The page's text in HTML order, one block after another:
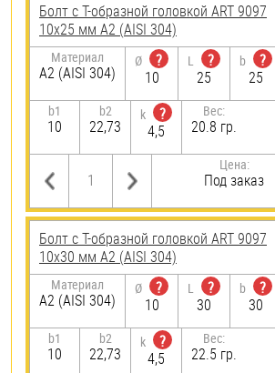
Болт с Т-образной головкой ART 9097
10х25 мм А2 (AISI 304)
Материал
А2 (AISI 304)
Ø
?
10
L
?
25
b
?
25
b1
10
b2
22,73
k
?
4,5
Вес:
20.8 гр.
Цена:
Под заказ
Болт с Т-образной головкой ART 9097
10х30 мм А2 (AISI 304)
Материал
А2 (AISI 304)
Ø
?
10
L
?
30
b
?
30
b1
10
b2
22,73
k
?
4,5
Вес:
22.5 гр.